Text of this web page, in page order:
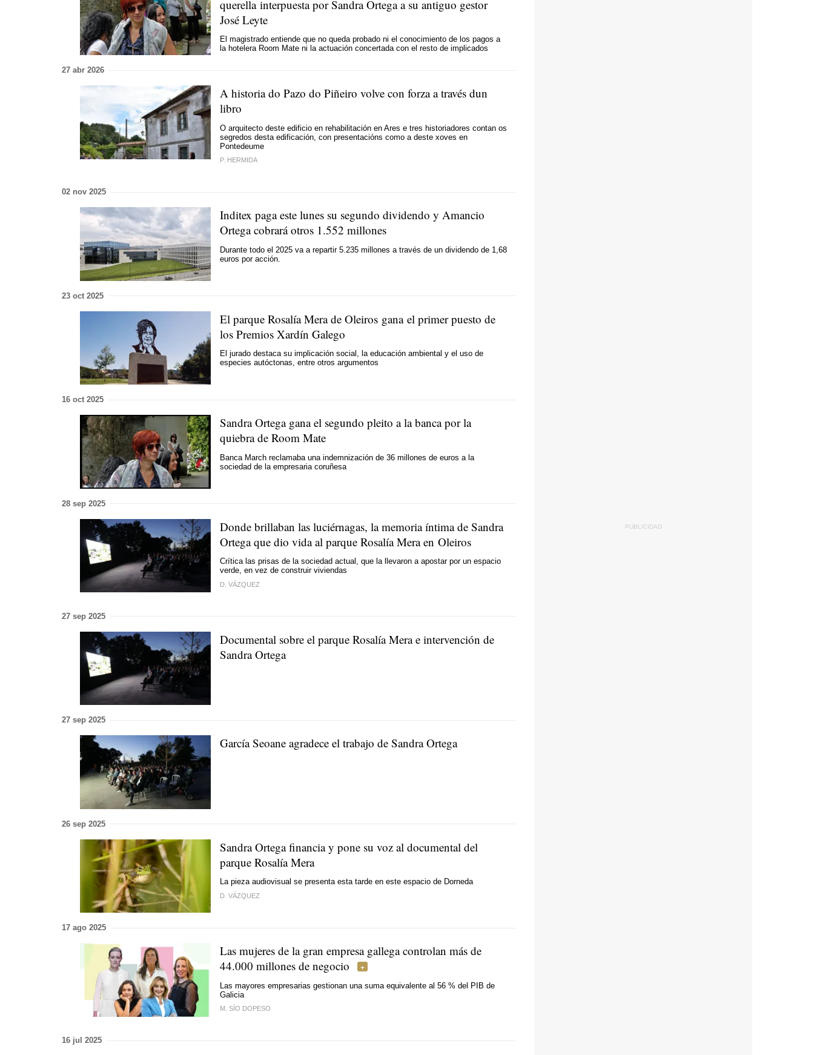
querella interpuesta por Sandra Ortega a su antiguo gestor
José Leyte
El magistrado entiende que no queda probado ni el conocimiento de los pagos a
la hotelera Room Mate ni la actuación concertada con el resto de implicados
27 abr 2026
A historia do Pazo do Piñeiro volve con forza a través dun
libro
O arquitecto deste edificio en rehabilitación en Ares e tres historiadores contan os
segredos desta edificación, con presentacións como a deste xoves en
Pontedeume
P. HERMIDA
02 nov 2025
Inditex paga este lunes su segundo dividendo y Amancio
Ortega cobrará otros 1.552 millones
Durante todo el 2025 va a repartir 5.235 millones a través de un dividendo de 1,68
euros por acción.
23 oct 2025
El parque Rosalía Mera de Oleiros gana el primer puesto de
los Premios Xardín Galego
El jurado destaca su implicación social, la educación ambiental y el uso de
especies autóctonas, entre otros argumentos
16 oct 2025
Sandra Ortega gana el segundo pleito a la banca por la
quiebra de Room Mate
Banca March reclamaba una indemnización de 36 millones de euros a la
sociedad de la empresaria coruñesa
28 sep 2025
Donde brillaban las luciérnagas, la memoria íntima de Sandra
Ortega que dio vida al parque Rosalía Mera en Oleiros
Crítica las prisas de la sociedad actual, que la llevaron a apostar por un espacio
verde, en vez de construir viviendas
D. VÁZQUEZ
27 sep 2025
Documental sobre el parque Rosalía Mera e intervención de
Sandra Ortega
27 sep 2025
García Seoane agradece el trabajo de Sandra Ortega
26 sep 2025
Sandra Ortega financia y pone su voz al documental del
parque Rosalía Mera
La pieza audiovisual se presenta esta tarde en este espacio de Dorneda
D. VÁZQUEZ
17 ago 2025
Las mujeres de la gran empresa gallega controlan más de
44.000 millones de negocio
Las mayores empresarias gestionan una suma equivalente al 56 % del PIB de
Galicia
M. SÍO DOPESO
16 jul 2025